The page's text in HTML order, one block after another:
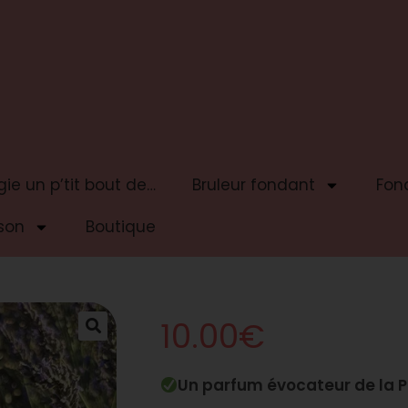
un p’tit bout de… Bruleur fondant
Boutique
10.00€
Un parfum évocateur de la